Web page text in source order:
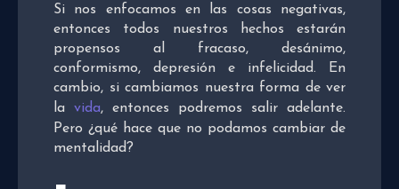
Si nos enfocamos en las cosas negativas,
entonces todos nuestros hechos estarán
propensos al fracaso, desánimo,
conformismo, depresión e infelicidad. En
cambio, si cambiamos nuestra forma de ver
la vida, entonces podremos salir adelante.
Pero ¿qué hace que no podamos cambiar de
mentalidad?